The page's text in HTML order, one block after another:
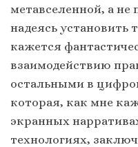
метавселенной, а
надеясь установить
кажется
взаимодействию
остальными в
которая, как мне
экранных
технологиях,